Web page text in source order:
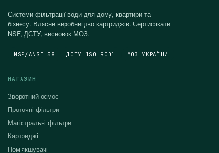
Системи фільтрації води для дому, квартири та
бізнесу. Власне виробництво картриджів. Сертифікати
NSF, ДСТУ, висновок МОЗ.
NSF/ANSI 58 ДСТУ ISO 9001 МОЗ УКРАЇНИ
МАГАЗИН
Зворотний осмос
Проточні фільтри
Магістральні фільтри
Картриджі
Помʼякшувачі